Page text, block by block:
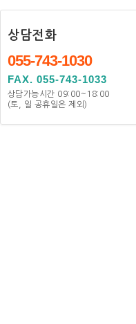
상담전화
055-743-1030
FAX. 055-743-1033
상담가능시간 09:00~18:00
(토, 일 공휴일은 제외)